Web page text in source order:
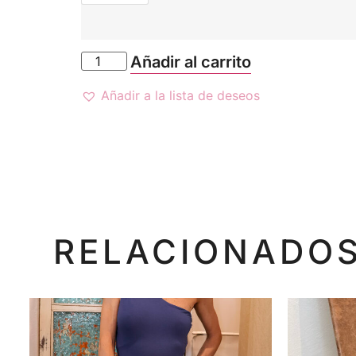
Añadir al carrito
Añadir a la lista de deseos